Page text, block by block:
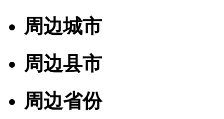
周边城市
周边县市
周边省份